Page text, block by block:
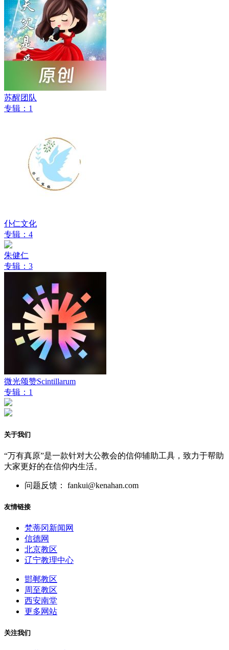
苏醒团队
专辑：1
仆仁文化
专辑：4
朱健仁
专辑：3
微光颂赞Scintillarum
专辑：1
关于我们
“万有真原”是一款针对大公教会的信仰辅助工具，致力于帮助
大家更好的在信仰内生活。
问题反馈： fankui@kenahan.com
友情链接
梵蒂冈新闻网
信德网
北京教区
辽宁教理中心
邯郸教区
周至教区
西安南堂
更多网站
关注我们